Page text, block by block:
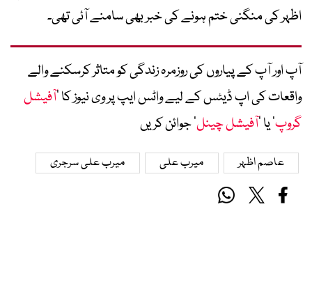
اظہر کی منگنی ختم ہونے کی خبر بھی سامنے آئی تھی۔
آپ اور آپ کے پیاروں کی روزمرہ زندگی کو متاثر کرسکنے والے
واقعات کی اپ ڈیٹس کے لیے واٹس ایپ پر وی نیوز کا ’آفیشل
گروپ‘ یا ’آفیشل چینل‘ جوائن کریں
عاصم اظہر میرب علی میرب علی سرجری